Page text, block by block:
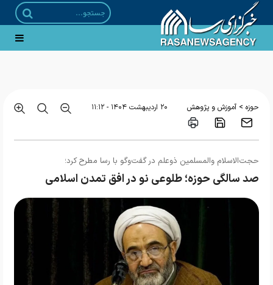
حوزه > آموزش و پژوهش ۲۰ ارديبهشت ۱۴۰۴ - ۱۱:۱۲
حجت‌الاسلام والمسلمین ذوعلم در گفت‌وگو با رسا مطرح کرد؛
صد سالگی حوزه؛ طلوعی نو در افق تمدن اسلامی